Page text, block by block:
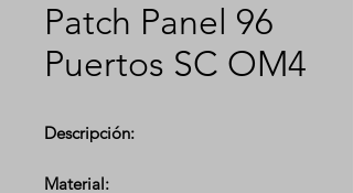
Patch Panel 96
Puertos SC OM4
Descripción:
Material: